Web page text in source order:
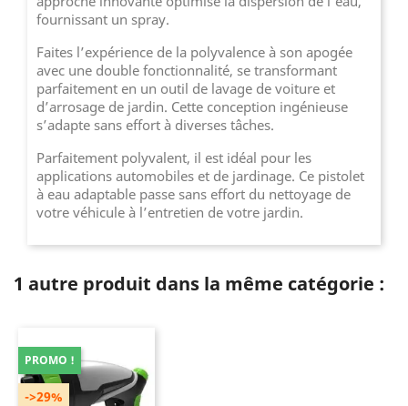
fournissant un spray.
Faites l’expérience de la polyvalence à son apogée
avec une double fonctionnalité, se transformant
parfaitement en un outil de lavage de voiture et
d’arrosage de jardin. Cette conception ingénieuse
s’adapte sans effort à diverses tâches.
Parfaitement polyvalent, il est idéal pour les
applications automobiles et de jardinage. Ce pistolet
à eau adaptable passe sans effort du nettoyage de
votre véhicule à l’entretien de votre jardin.
1 autre produit dans la même catégorie :
->29%
PROMO !